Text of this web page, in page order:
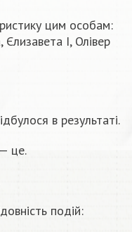
цим особам:
І, Олівер
в результаті.
це.
подій: